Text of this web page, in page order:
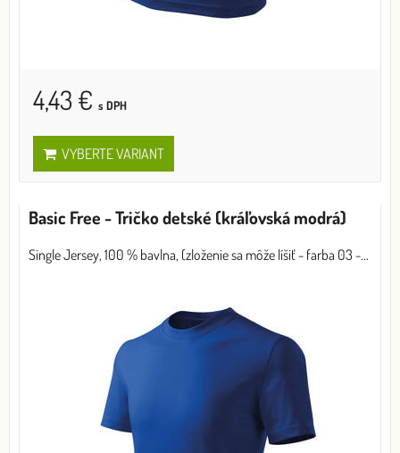
4,43 € s DPH
VYBERTE VARIANT
Basic Free - Tričko detské (kráľovská modrá)
Single Jersey, 100 % bavlna, (zloženie sa môže líšiť - farba 03 -...